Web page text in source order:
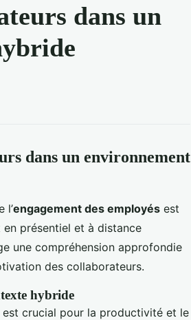
dans un
dans un environnement
l’engagement des employés est
présentiel et à distance
une compréhension approfondie
des collaborateurs.
hybride
est crucial pour la productivité et le